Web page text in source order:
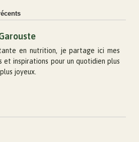
en nutrition, je partage ici mes
et inspirations pour un quotidien plus
joyeux.